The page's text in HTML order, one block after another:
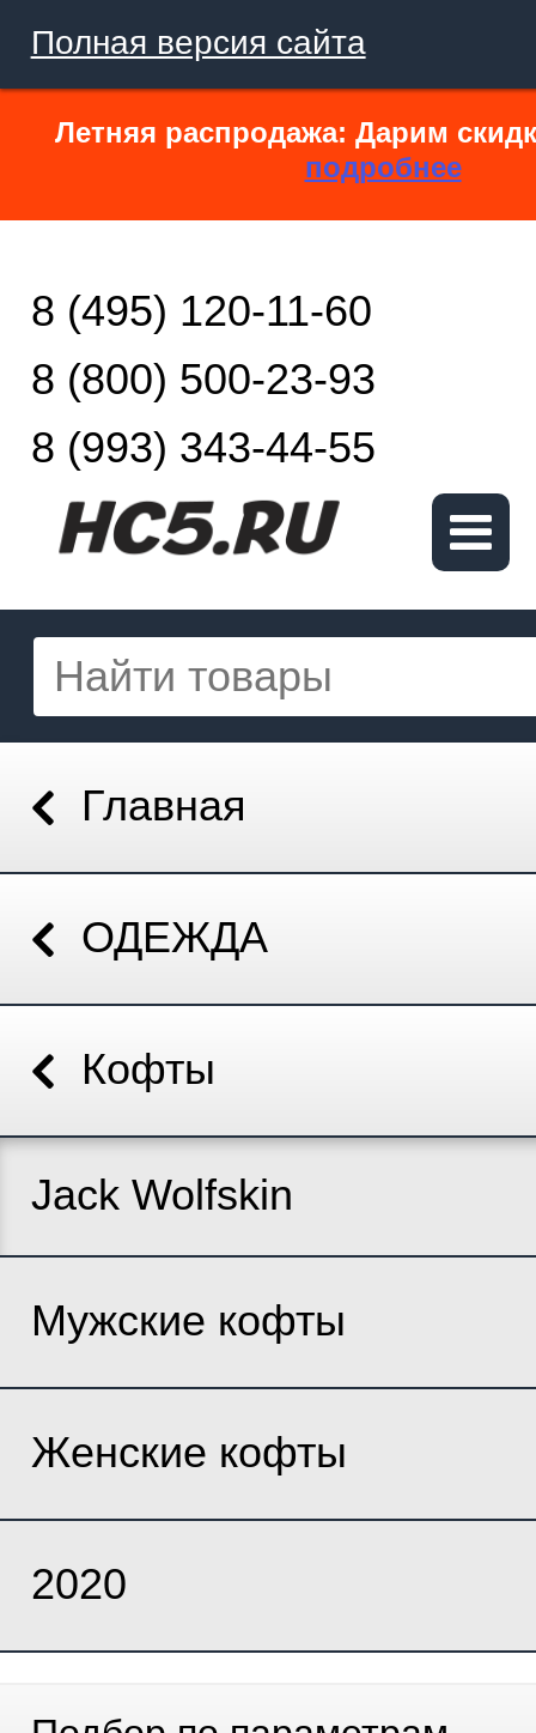
Полная версия сайта
Летняя распродажа: Дарим
подробнее
8 (495) 120-11-60
8 (800) 500-23-93
8 (993) 343-44-55
Главная
ОДЕЖДА
Кофты
Jack Wolfskin
Мужские кофты
Женские кофты
2020